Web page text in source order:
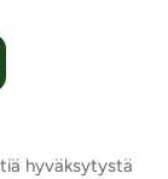
hyväksytystä